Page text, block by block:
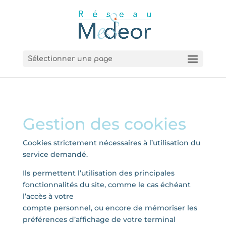
Sélectionner une page
Gestion des cookies
Cookies strictement nécessaires à l’utilisation du
service demandé.
Ils permettent l’utilisation des principales
fonctionnalités du site, comme le cas échéant
l’accès à votre
compte personnel, ou encore de mémoriser les
préférences d’affichage de votre terminal